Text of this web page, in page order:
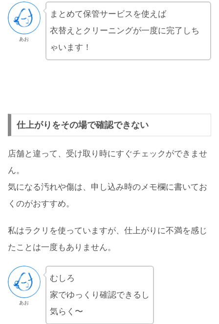
あお
まとめて保管サービスを使えば
衣替えとクリーニングが一度に完了しち
ゃいます！
仕上がりをその場で確認できない
店舗と違って、受け取り時にすぐチェックができませ
ん。
気になる汚れや傷は、申し込み時のメモ欄に書いてお
くのがおすすめ。
私はラクリを使っていますが、仕上がりに不満を感じ
たことは一度もありません。
あお
むしろ
家でゆっくり確認できるし
気らく〜